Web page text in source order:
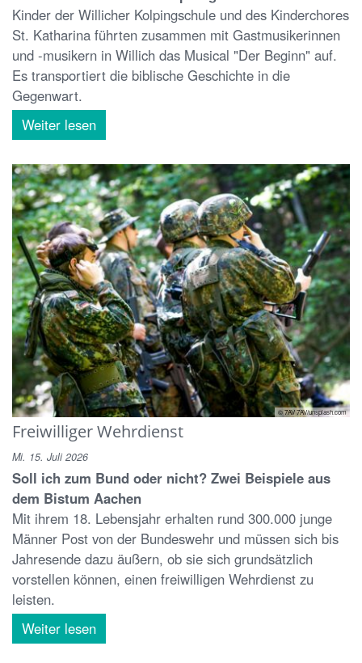
Kinder der Willicher Kolpingschule und des Kinderchores
St. Katharina führten zusammen mit Gastmusikerinnen
und -musikern in Willich das Musical "Der Beginn" auf.
Es transportiert die biblische Geschichte in die
Gegenwart.
Weiter lesen
© 7AV 7AV/unsplash.com
Freiwilliger Wehrdienst
Mi. 15. Juli 2026
Soll ich zum Bund oder nicht? Zwei Beispiele aus
dem Bistum Aachen
Mit ihrem 18. Lebensjahr erhalten rund 300.000 junge
Männer Post von der Bundeswehr und müssen sich bis
Jahresende dazu äußern, ob sie sich grundsätzlich
vorstellen können, einen freiwilligen Wehrdienst zu
leisten.
Weiter lesen